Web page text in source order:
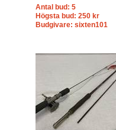
Antal bud: 5
Högsta bud: 250 kr
Budgivare: sixten101